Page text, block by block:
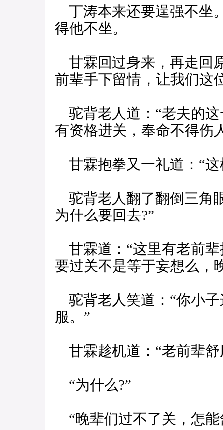
丁涛本来还要逞强不坐
得他不坐。
甘霖回过身来，再走回
前辈手下留情，让我们这
驼背老人道：“老夫的
有资格进关，奉命不得伤
甘霖抱拳又一礼道：“这
驼背老人翻了翻倒三角
为什么要回去?”
甘霖道：“这里有老前
要过关不是等于妄想么，
驼背老人笑道：“你小
服。”
甘霖趁机道：“老前辈
“为什么?”
“晚辈们过不了关，怎能